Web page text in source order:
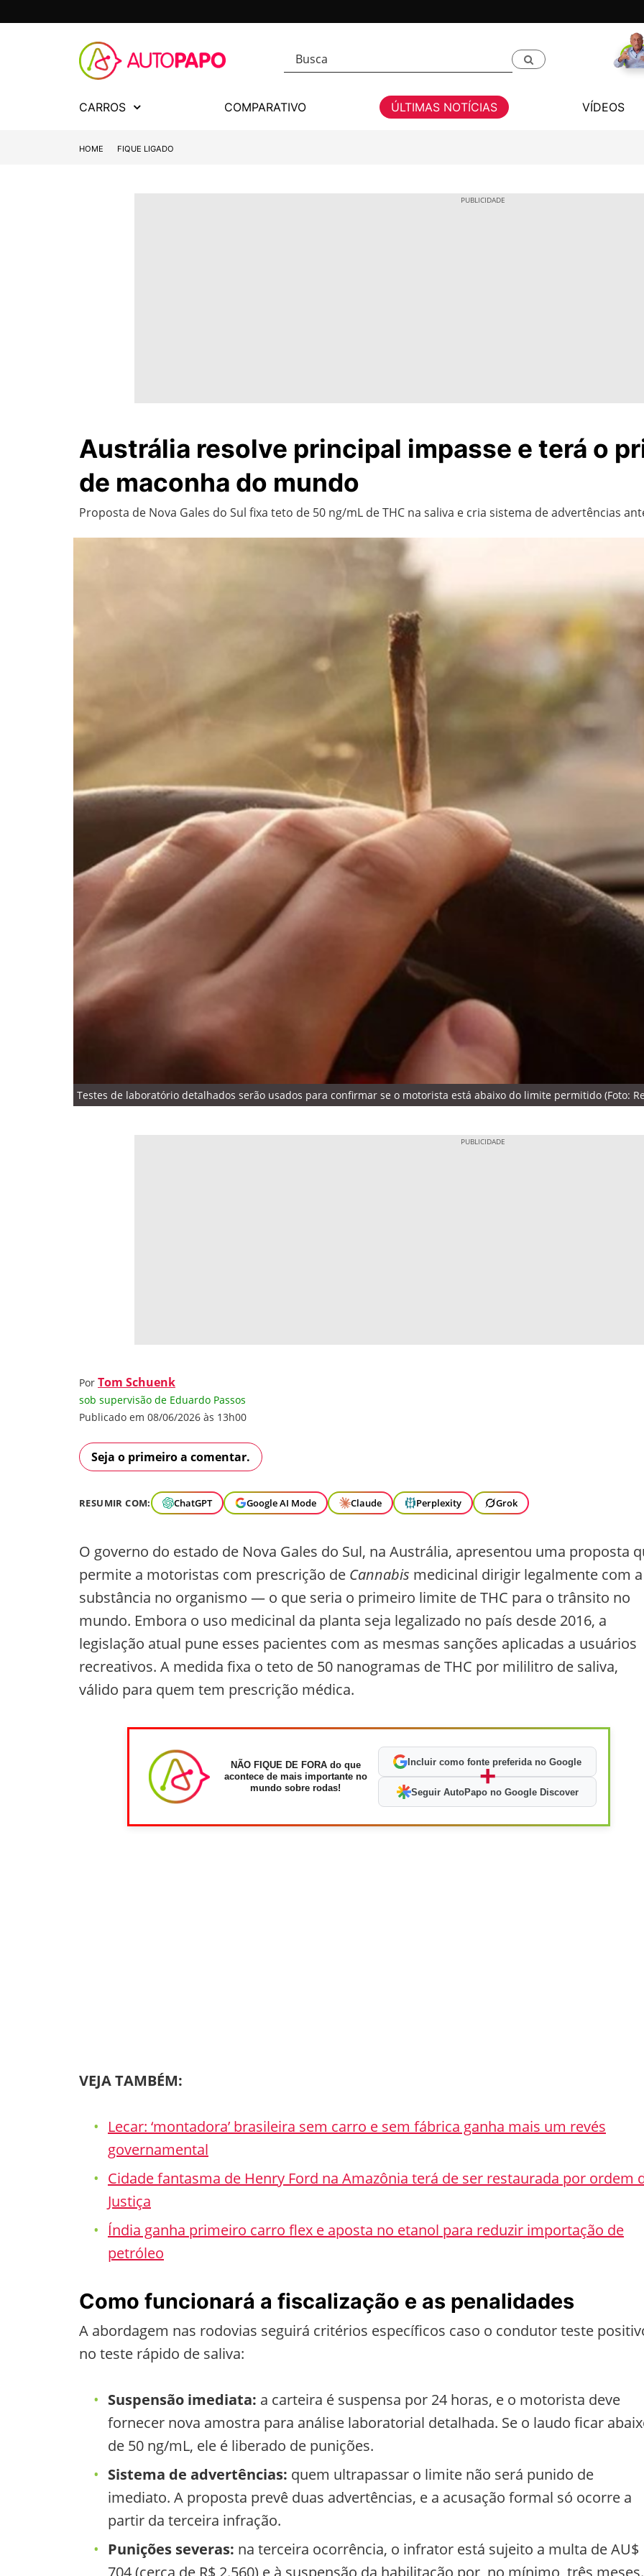
CARROS COMPARATIVO ÚLTIMAS NOTÍCIAS VÍDEOS
HOME FIQUE LIGADO
Austrália resolve principal impasse e terá o
de maconha do mundo
Proposta de Nova Gales do Sul fixa teto de 50 ng/mL de THC na saliva e cria sistema de advertências
Testes de laboratório detalhados serão usados para confirmar se o motorista está abaixo do limite permitido (Foto:
Por Tom Schuenk
sob supervisão de Eduardo Passos
Publicado em 08/06/2026 às 13h00
Seja o primeiro a comentar.
RESUMIR COM: ChatGPT Google AI Mode Claude Perplexity Grok
O governo do estado de Nova Gales do Sul, na Austrália, apresentou uma proposta
permite a motoristas com prescrição de Cannabis medicinal dirigir legalmente com a
substância no organismo — o que seria o primeiro limite de THC para o trânsito no
mundo. Embora o uso medicinal da planta seja legalizado no país desde 2016, a
legislação atual pune esses pacientes com as mesmas sanções aplicadas a usuários
recreativos. A medida fixa o teto de 50 nanogramas de THC por mililitro de saliva,
válido para quem tem prescrição médica.
NÃO FIQUE DE FORA do que
acontece de mais importante no
mundo sobre rodas!
Incluir como fonte preferida no Google
+
Seguir AutoPapo no Google Discover
VEJA TAMBÉM:
Lecar: ‘montadora’ brasileira sem carro e sem fábrica ganha mais um revés
governamental
Cidade fantasma de Henry Ford na Amazônia terá de ser restaurada por ordem
Justiça
Índia ganha primeiro carro flex e aposta no etanol para reduzir importação de
petróleo
Como funcionará a fiscalização e as penalidades
A abordagem nas rodovias seguirá critérios específicos caso o condutor teste
no teste rápido de saliva:
Suspensão imediata: a carteira é suspensa por 24 horas, e o motorista deve
fornecer nova amostra para análise laboratorial detalhada. Se o laudo ficar
de 50 ng/mL, ele é liberado de punições.
Sistema de advertências: quem ultrapassar o limite não será punido de
imediato. A proposta prevê duas advertências, e a acusação formal só ocorre a
partir da terceira infração.
Punições severas: na terceira ocorrência, o infrator está sujeito a multa de AU$
704 (cerca de R$ 2.560) e à suspensão da habilitação por, no mínimo, três meses.